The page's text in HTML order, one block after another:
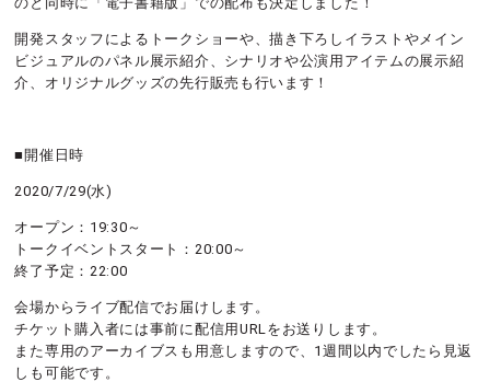
開発スタッフによるトークショーや、描き下ろしイラストやメイン
ビジュアルのパネル展示紹介、シナリオや公演用アイテムの展示紹
介、オリジナルグッズの先行販売も行います！
■開催日時
2020/7/29(水)
オープン：19:30～
トークイベントスタート：20:00～
終了予定：22:00
会場からライブ配信でお届けします。
チケット購入者には事前に配信用URLをお送りします。
また専用のアーカイブスも用意しますので、1週間以内でしたら見返
しも可能です。